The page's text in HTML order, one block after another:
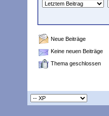
Neue Beiträge
Keine neuen Beiträge
Thema geschlossen